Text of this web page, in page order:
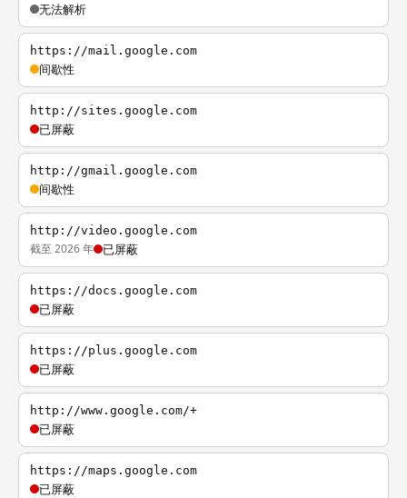
无法解析
https://mail.google.com
间歇性
http://sites.google.com
已屏蔽
http://gmail.google.com
间歇性
http://video.google.com
截至 2026 年 已屏蔽
https://docs.google.com
已屏蔽
https://plus.google.com
已屏蔽
http://www.google.com/+
已屏蔽
https://maps.google.com
已屏蔽